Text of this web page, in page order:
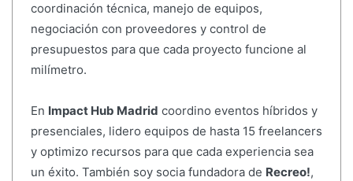
coordinación técnica, manejo de equipos,
negociación con proveedores y control de
presupuestos para que cada proyecto funcione al
milímetro.
En Impact Hub Madrid coordino eventos híbridos y
presenciales, lidero equipos de hasta 15 freelancers
y optimizo recursos para que cada experiencia sea
un éxito. También soy socia fundadora de Recreo!,